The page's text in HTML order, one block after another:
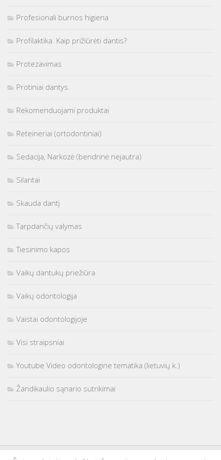
Profesionali burnos higiena
Profilaktika. Kaip prižiūrėti dantis?
Protezavimas
Protiniai dantys
Rekomenduojami produktai
Reteineriai (ortodontiniai)
Sedacija, Narkozė (bendrinė nejautra)
Silantai
Skauda dantį
Tarpdančių valymas
Tiesinimo kapos
Vaikų dantukų priežiūra
Vaikų odontologija
Vaistai odontologijoje
Visi straipsniai
Youtube Video odontologine tematika (lietuvių k.)
Žandikaulio sąnario sutrikimai